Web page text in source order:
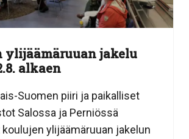
ylijäämäruuan jakelu
alkaen
Suomen piiri ja paikalliset
Salossa ja Perniössä
ylijäämäruuan jakelun